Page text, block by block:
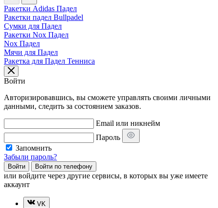
Ракетки Adidas Падел
Ракетки падел Bullpadel
Сумки для Падел
Ракетки Nox Падел
Nox Падел
Мячи для Падел
Ракетка для Падел Тенниса
Войти
Авторизировавшись, вы сможете управлять своими личными
данными, следить за состоянием заказов.
Email или никнейм
Пароль
Запомнить
Забыли пароль?
Войти Войти по телефону
или войдите через другие сервисы, в которых вы уже имеете
аккаунт
VK